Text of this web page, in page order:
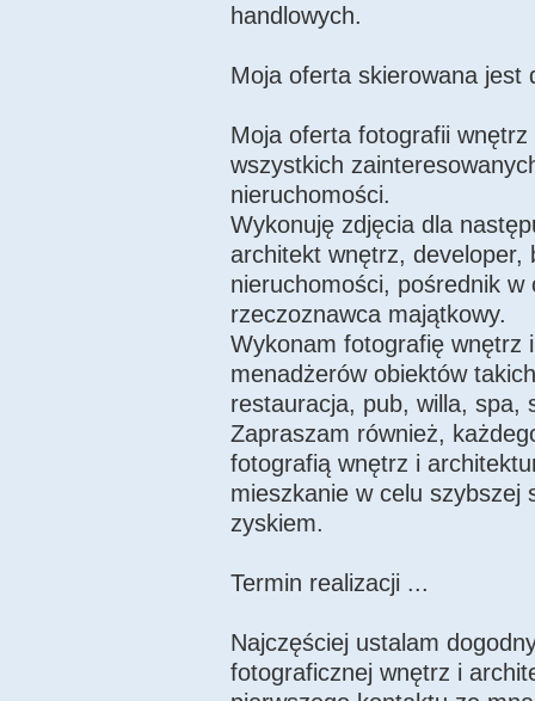
handlowych.
Moja oferta skierowana jest
Moja oferta fotografii
wszystkich
nieruchomości.
Wykonuję zdjęcia dla
architekt wnętrz, developer,
nieruchomości, pośrednik
rzeczoznawca majątkowy.
Wykonam fotografię wnętrz
menadżerów obiektów
restauracja, pub, willa, spa,
Zapraszam również,
fotografią wnętrz i
mieszkanie w celu szybszej
zyskiem.
Termin realizacji ...
Najczęściej ustalam
fotograficznej wnętrz i